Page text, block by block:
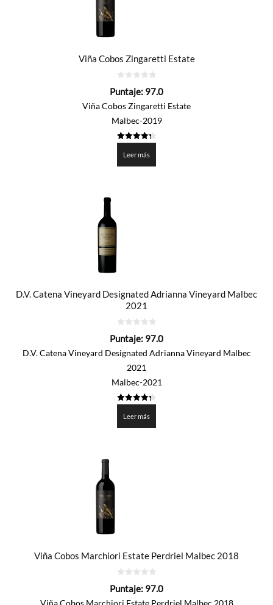
Viña Cobos Zingaretti Estate
de
Puntaje: 97.0
Viña Cobos Zingaretti Estate
Malbec-2019
de 5
Leer más
D.V. Catena Vineyard Designated Adrianna Vineyard Malbec
2021
de
Puntaje: 97.0
D.V. Catena Vineyard Designated Adrianna Vineyard Malbec
2021
Malbec-2021
de 5
Leer más
Viña Cobos Marchiori Estate Perdriel Malbec 2018
de
Puntaje: 97.0
Viña Cobos Marchiori Estate Perdriel Malbec 2018